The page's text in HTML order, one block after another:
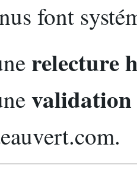
font
relecture